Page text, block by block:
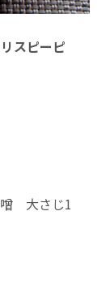
スピーピ
噌 大さじ1